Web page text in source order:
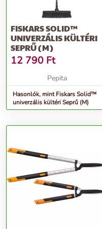
FISKARS SOLID™
UNIVERZÁLIS KÜLTÉRI
SEPRŰ (M)
12 790 Ft
Pepita
Hasonlók, mint Fiskars Solid™
univerzális kültéri Seprű (M)